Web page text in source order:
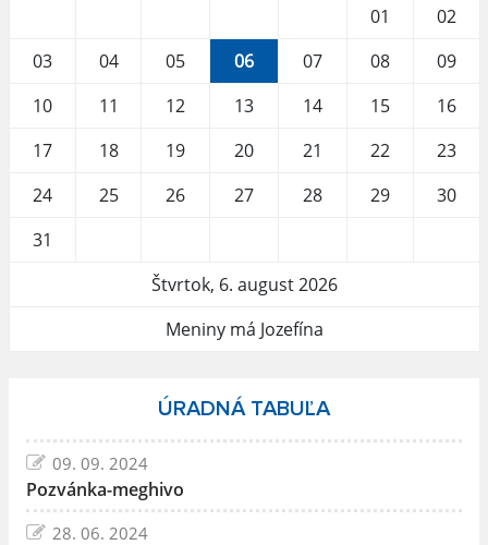
01
02
03
04 05 06 07 08
09
10
11 12 13 14 15
16
17
18 19 20 21 22
23
24
25 26 27 28 29
30
31
Štvrtok, 6. august 2026
Meniny má Jozefína
ÚRADNÁ TABUĽA
09. 09. 2024
Pozvánka-meghivo
28. 06. 2024